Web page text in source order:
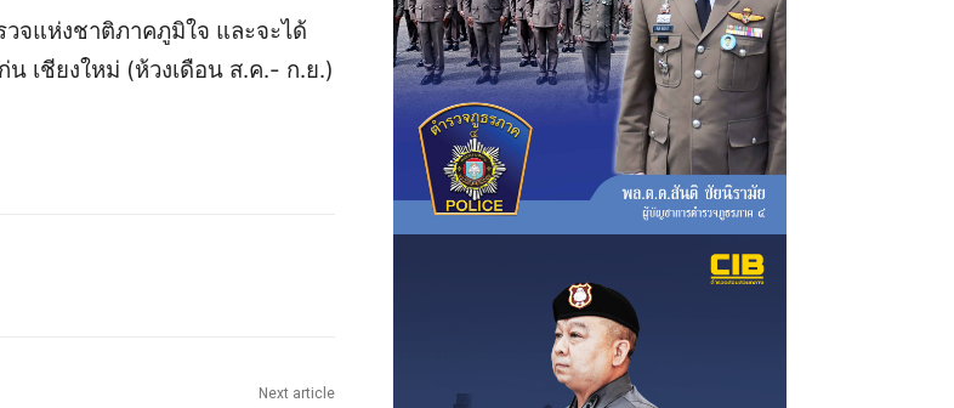
จแห่งชาติภาคภูมิใจ และจะได้
เชียงใหม่ (ห้วงเดือน ส.ค.- ก.ย.)
Next article